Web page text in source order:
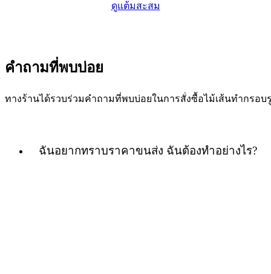
ดูแต้มสะสม
คำถามที่พบบ่อย
ทางร้านได้รวบร่วมคำถามที่พบบ่อยในการสั่งซื้อไม้เส้นทำกรอ
ฉันอยากทราบราคาขนส่ง ฉันต้องทำอย่างไร?